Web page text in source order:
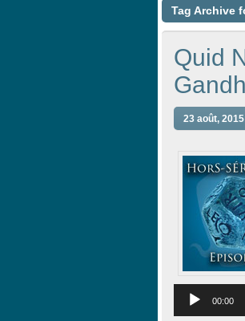
Tag Archive
Quid
23 août, 2015
00:00